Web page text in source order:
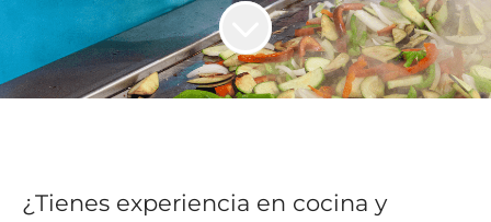
¿Tienes experiencia en cocina y